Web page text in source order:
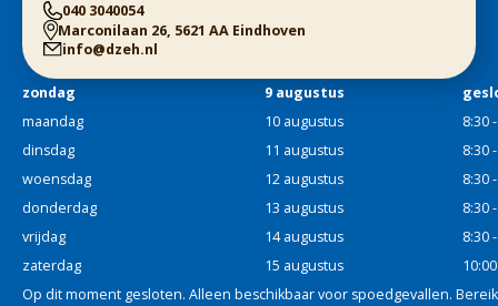
040 3040054
Marconilaan 26, 5621 AA Eindhoven
info@dzeh.nl
zondag 9 augustus
maandag
10 augustus
8:30
dinsdag
11 augustus
8:30
woensdag
12 augustus
8:30
donderdag
13 augustus
8:30
vrijdag
14 augustus
8:30
zaterdag
15 augustus
Op dit moment gesloten. Alleen beschikbaar voor spoedgevallen.